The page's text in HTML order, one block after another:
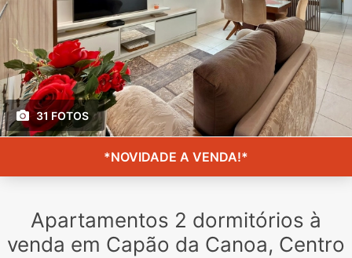
31 FOTOS
*NOVIDADE A VENDA!*
Apartamentos 2 dormitórios à
venda em Capão da Canoa, Centro